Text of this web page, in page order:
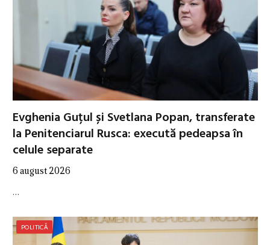
Evghenia Guțul și Svetlana Popan, transferate
la Penitenciarul Rusca: execută pedeapsa în
celule separate
6 august 2026
…
POLITICĂ